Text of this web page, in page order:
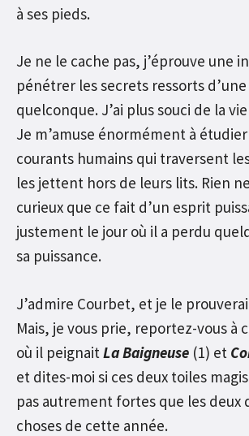
à ses pieds.
Je ne le cache pas, j’éprouve une
pénétrer les secrets ressorts
quelconque. J’ai plus souci de la
Je m’amuse énormément à
courants humains qui traversent
les jettent hors de leurs lits. Rien
curieux que ce fait d’un esprit
justement le jour où il a perdu
sa puissance.
J’admire Courbet, et je le
Mais, je vous prie, reportez-vous à
où il peignait La Baigneuse (1) et
et dites-moi si ces deux toiles
pas autrement fortes que les deux
choses de cette année.